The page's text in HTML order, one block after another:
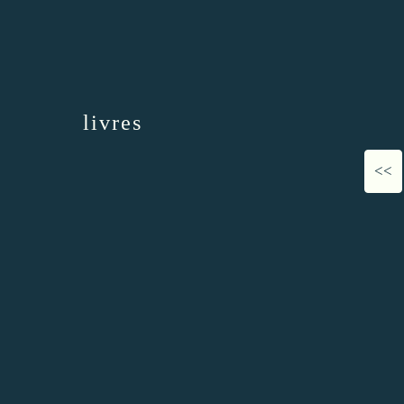
livres
<<